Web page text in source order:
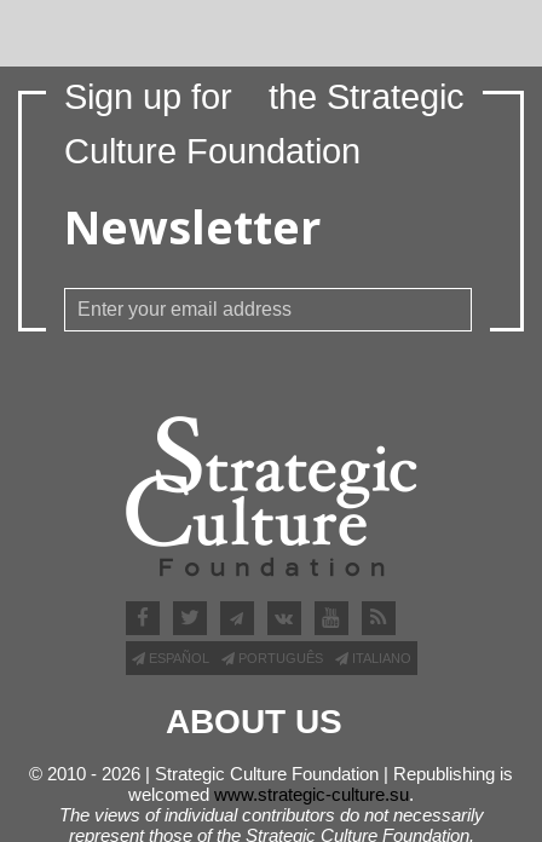
Sign up for
the Strategic
Culture Foundation
Newsletter
ESPAÑOL PORTUGUÊS ITALIANO
ABOUT US
© 2010 - 2026 | Strategic Culture Foundation | Republishing is
welcomed www.strategic-culture.su.
The views of individual contributors do not necessarily
represent those of the Strategic Culture Foundation.